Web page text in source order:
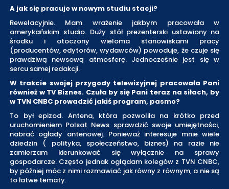
A jak się pracuje w nowym studiu stacji?
Rewelacyjnie. Mam wrażenie jakbym pracowała w
amerykańskim studio. Duży stół prezenterski ustawiony na
środku i otoczony wieloma stanowiskami pracy
(producentów, edytorów, wydawców) powoduje, że czuje się
prawdziwą newsową atmosferę. Jednocześnie jest się w
sercu samej redakcji.
W trakcie swojej przygody telewizyjnej pracowała Pani
również w TV Biznes. Czuła by się Pani teraz na siłach, by
w TVN CNBC prowadzić jakiś program, pasmo?
To był epizod. Antena, która pozwoliła na krótko przed
uruchomieniem Polsat News sprawdzić swoje umiejętności,
nabrać ogłady antenowej. Ponieważ interesuje mnie wiele
dziedzin ( polityka, społeczeństwo, biznes) na razie nie
zamierzam kierunkować się wyłącznie na sprawy
gospodarcze. Często jednak oglądam kolegów z TVN CNBC,
by później móc z nimi rozmawiać jak równy z równym, a nie są
to łatwe tematy.